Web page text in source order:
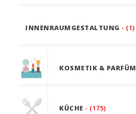
INNENRAUMGESTALTUNG - (1)
KOSMETIK & PARFÜM
KÜCHE - (175)